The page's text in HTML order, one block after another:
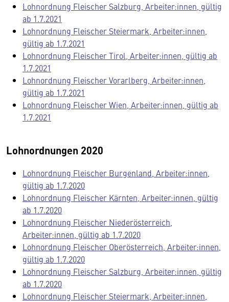
Lohnordnung Fleischer Salzburg, Arbeiter:innen, gültig
ab 1.7.2021
Lohnordnung Fleischer Steiermark, Arbeiter:innen,
gültig ab 1.7.2021
Lohnordnung Fleischer Tirol, Arbeiter:innen, gültig ab
1.7.2021
Lohnordnung Fleischer Vorarlberg, Arbeiter:innen,
gültig ab 1.7.2021
Lohnordnung Fleischer Wien, Arbeiter:innen, gültig ab
1.7.2021
Lohnordnungen 2020
Lohnordnung Fleischer Burgenland, Arbeiter:innen,
gültig ab 1.7.2020
Lohnordnung Fleischer Kärnten, Arbeiter:innen, gültig
ab 1.7.2020
Lohnordnung Fleischer Niederösterreich,
Arbeiter:innen, gültig ab 1.7.2020
Lohnordnung Fleischer Oberösterreich, Arbeiter:innen,
gültig ab 1.7.2020
Lohnordnung Fleischer Salzburg, Arbeiter:innen, gültig
ab 1.7.2020
Lohnordnung Fleischer Steiermark, Arbeiter:innen,